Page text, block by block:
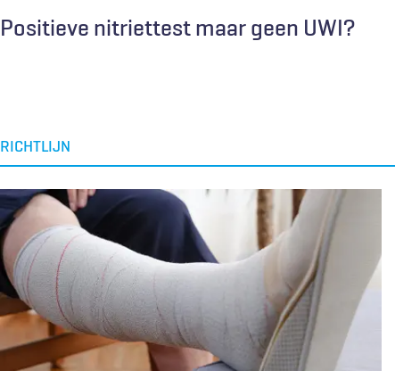
Positieve nitriettest maar geen UWI?
RICHTLIJN